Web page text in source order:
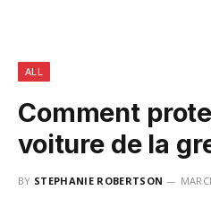
ALL
Comment
voiture de la
BY STEPHANIE ROBERTSON